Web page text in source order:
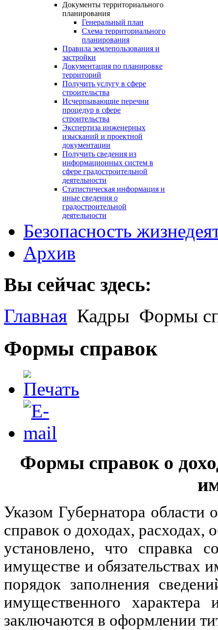
Документы территориального
планирования
Генеральный план
Схема территориального
планирования
Правила землепользования и
застройки
Документация по планировке
территорий
Получить услугу в сфере
строительства
Исчерпывающие перечни
процедур в сфере
строительства
Экспертиза инженерных
изысканий и проектной
документации
Получить сведения из
информационных систем в
сфере градостроительной
деятельности
Статистическая информация и
иные сведения о
градостроительной
деятельности
Безопасность
Архив
Вы сейчас здесь:
Главная Кадры Формы
Формы справок
Формы справок о
Указом Губернатора
справок о доходах, расходах,
установлено, что справка
имуществе и обязательствах
порядок заполнения
имущественного
заключаются в оформлении